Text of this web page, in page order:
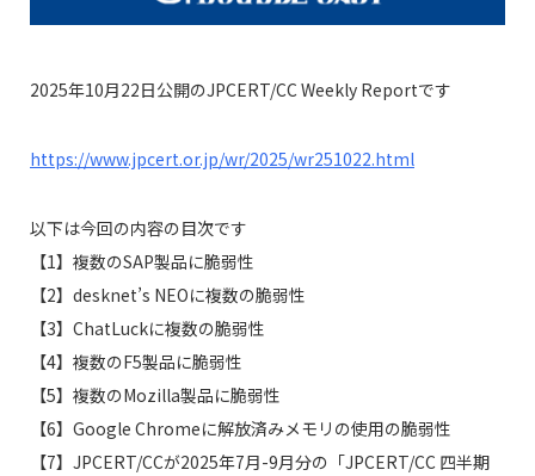
2025年10月22日公開のJPCERT/CC Weekly Reportです
https://www.jpcert.or.jp/wr/2025/wr251022.html
以下は今回の内容の目次です
【1】複数のSAP製品に脆弱性
【2】desknet’s NEOに複数の脆弱性
【3】ChatLuckに複数の脆弱性
【4】複数のF5製品に脆弱性
【5】複数のMozilla製品に脆弱性
【6】Google Chromeに解放済みメモリの使用の脆弱性
【7】JPCERT/CCが2025年7月-9月分の「JPCERT/CC 四半期